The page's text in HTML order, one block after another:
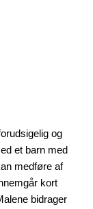
og
et barn med
medføre af
kort
bidrager